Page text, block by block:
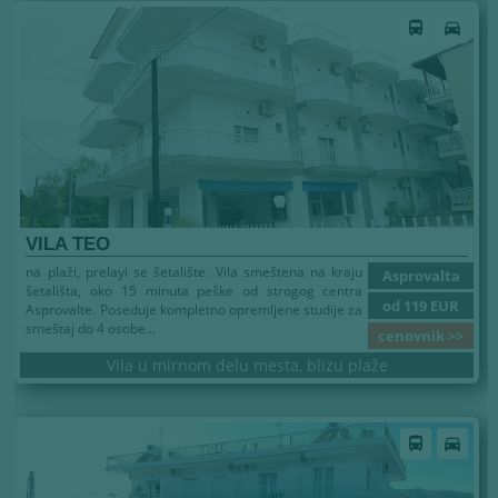
directions_bus directions_car
VILA TEO
Asprovalta
od 119 EUR
cenovnik >>
na plaži, prelayi se šetalište. Vila smeštena na kraju
šetališta, oko 15 minuta peške od strogog centra
Asprovalte. Poseduje kompletno opremljene studije za
smeštaj do 4 osobe...
Vila u mirnom delu mesta, blizu plaže
directions_bus directions_car